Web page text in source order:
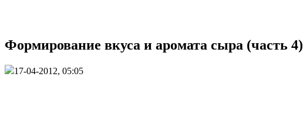
Формирование вкуса и аромата сыра (часть 4)
17-04-2012, 05:05